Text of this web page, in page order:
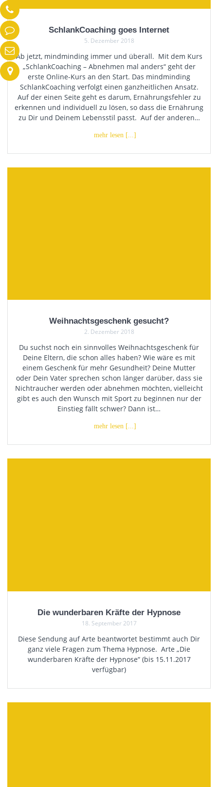
SchlankCoaching goes Internet
5. Dezember 2018
Ab jetzt, mindminding immer und überall. Mit dem Kurs
„SchlankCoaching – Abnehmen mal anders“ geht der
erste Online-Kurs an den Start. Das mindminding
SchlankCoaching verfolgt einen ganzheitlichen Ansatz.
Auf der einen Seite geht es darum, Ernährungsfehler zu
erkennen und individuell zu lösen, so dass die Ernährung
zu Dir und Deinem Lebensstil passt. Auf der anderen…
Weihnachtsgeschenk gesucht?
2. Dezember 2018
Du suchst noch ein sinnvolles Weihnachtsgeschenk für
Deine Eltern, die schon alles haben? Wie wäre es mit
einem Geschenk für mehr Gesundheit? Deine Mutter
oder Dein Vater sprechen schon länger darüber, dass sie
Nichtraucher werden oder abnehmen möchten, vielleicht
gibt es auch den Wunsch mit Sport zu beginnen nur der
Einstieg fällt schwer? Dann ist…
Die wunderbaren Kräfte der Hypnose
18. September 2017
Diese Sendung auf Arte beantwortet bestimmt auch Dir
ganz viele Fragen zum Thema Hypnose. Arte „Die
wunderbaren Kräfte der Hypnose“ (bis 15.11.2017
verfügbar)